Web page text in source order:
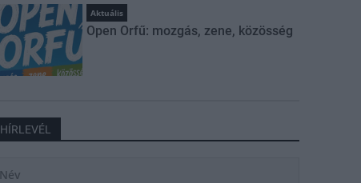
Aktuális
Open Orfű: mozgás, zene, közösség
HÍRLEVÉL
Név